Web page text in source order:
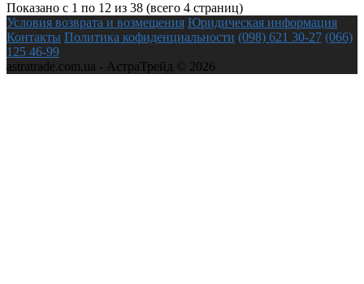
Показано с 1 по 12 из 38 (всего 4 страниц)
Условия возврата и возмещения Юридическая информация
Контакты Политика кофиденциальности (098) 621 30-27 (066)
125 46-99
astratrade.com.ua - АстраТрейд © 2026